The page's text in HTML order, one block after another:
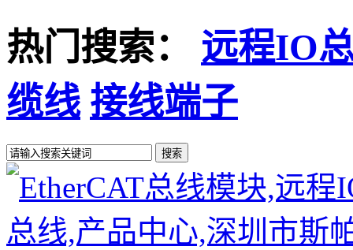
热门搜索： 远程IO
缆线 接线端子